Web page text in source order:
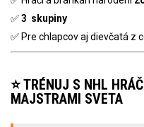
✅3 skupiny
✅ Pre chlapcov aj dievčatá z
⭐ TRÉNUJ S NHL
MAJSTRAMI SVETA